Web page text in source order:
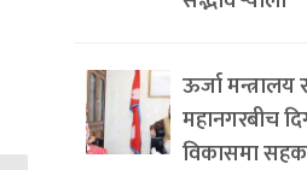
ऊर्जा मन्त्रालय
महानगरबीच
विकासमा